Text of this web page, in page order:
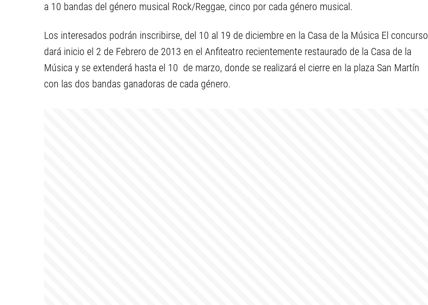
a 10 bandas del género musical Rock/Reggae, cinco por cada género musical.
Los interesados podrán inscribirse, del 10 al 19 de diciembre en la Casa de la Música El concurso
dará inicio el 2 de Febrero de 2013 en el Anfiteatro recientemente restaurado de la Casa de la
Música y se extenderá hasta el 10 de marzo, donde se realizará el cierre en la plaza San Martín
con las dos bandas ganadoras de cada género.